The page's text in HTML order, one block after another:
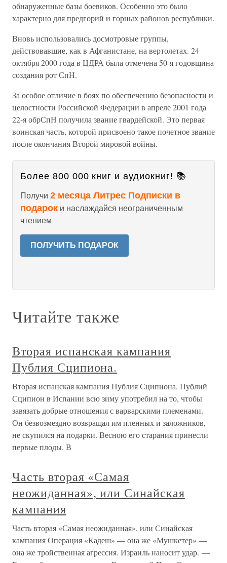
обнаруженные базы боевиков. Особенно это было
характерно для предгорий и горных районов республики.
Вновь использовались досмотровые группы,
действовавшие, как в Афганистане, на вертолетах. 24
октября 2000 года в ЦДРА была отмечена 50-я годовщина
создания рот СпН.
За особое отличие в боях по обеспечению безопасности и
целостности Российской Федерации в апреле 2001 года
22-я обрСпН получила звание гвардейской. Это первая
воинская часть, которой присвоено такое почетное звание
после окончания Второй мировой войны.
Более 800 000 книг и аудиокниг! 📚
Получи 2 месяца Литрес Подписки в
подарок и наслаждайся неограниченным
чтением
ПОЛУЧИТЬ ПОДАРОК
Читайте также
Вторая испанская кампания
Публия Сципиона.
Вторая испанская кампания Публия Сципиона. Публий
Сципион в Испании всю зиму употребил на то, чтобы
завязать добрые отношения с варварскими племенами.
Он безвозмездно возвращал им пленных и заложников,
не скупился на подарки. Весною его старания принесли
первые плоды. В
Часть вторая «Самая
неожиданная», или Синайская
кампания
Часть вторая «Самая неожиданная», или Синайская
кампания Операция «Кадеш» — она же «Мушкетер» —
она же тройственная агрессия. Израиль наносит удар. —